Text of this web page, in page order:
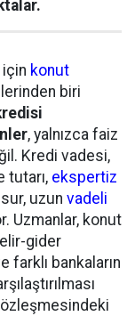
için konut
biri
, yalnızca faiz
Kredi vadesi,
tutarı, ekspertiz
uzun vadeli
Uzmanlar, konut
gider
bankaların